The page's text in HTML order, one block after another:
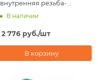
внутренняя резьба-
внутренняя резьба 3"х 3"
В наличии
2 776 руб./шт
В корзину